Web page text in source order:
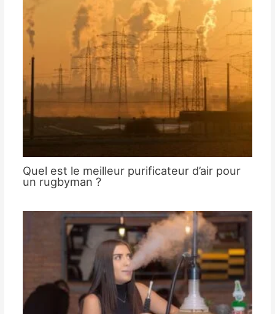
Quel est le meilleur purificateur d’air pour
un rugbyman ?